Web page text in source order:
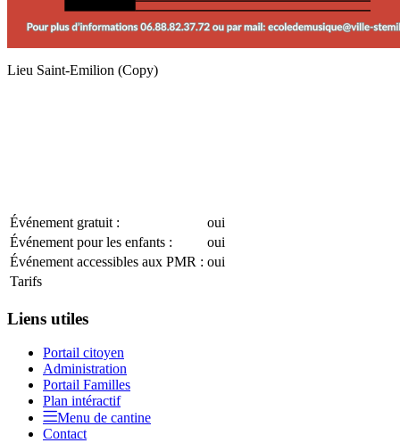
Lieu Saint-Emilion (Copy)
Événement gratuit :
oui
Événement pour les enfants :
oui
Événement accessibles aux PMR : oui
Tarifs
Liens utiles
Portail citoyen
Administration
Portail Familles
Plan intéractif
Menu de cantine
Contact